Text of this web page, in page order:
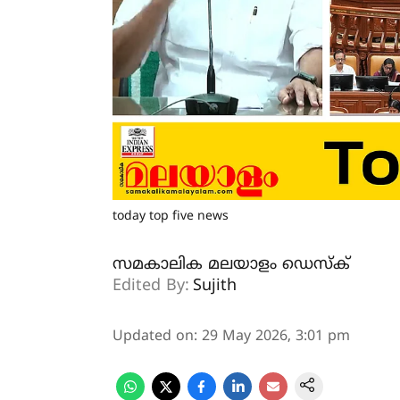
today top five news
സമകാലിക മലയാളം ഡെസ്ക്
Edited By: Sujith
Updated on: 29 May 2026, 3:01 pm